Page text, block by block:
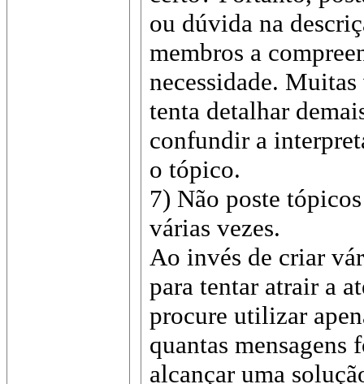
ou dúvida na
membros a
necessidade.
tenta detalhar
confundir a
o tópico.
7) Não poste
várias vezes.
Ao invés de criar
para tentar atrair a
procure utilizar
quantas mensagens
alcançar uma